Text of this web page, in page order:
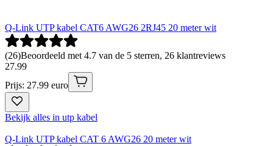
Q-Link UTP kabel CAT6 AWG26 2RJ45 20 meter wit
(26)Beoordeeld met 4.7 van de 5 sterren, 26 klantreviews
27.99
Prijs: 27.99 euro
Bekijk alles in utp kabel
Q-Link UTP kabel CAT 6 AWG26 20 meter wit